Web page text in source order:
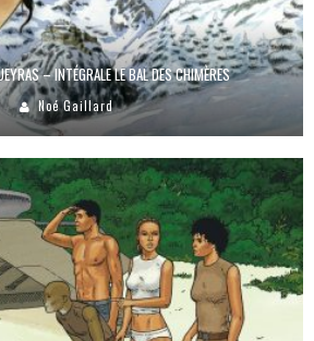
– INTÉGRALE LE BAL DES CHIMÈRES
Noé Gaillard